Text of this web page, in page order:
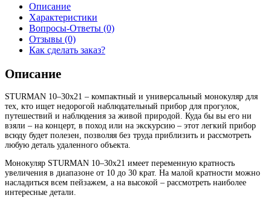
Описание
Характеристики
Вопросы-Ответы (0)
Отзывы (0)
Как сделать заказ?
Описание
STURMAN 10–30х21 – компактный и универсальный монокуляр для
тех, кто ищет недорогой наблюдательный прибор для прогулок,
путешествий и наблюдения за живой природой. Куда бы вы его ни
взяли – на концерт, в поход или на экскурсию – этот легкий прибор
всюду будет полезен, позволяя без труда приблизить и рассмотреть
любую деталь удаленного объекта.
Монокуляр STURMAN 10–30х21 имеет переменную кратность
увеличения в диапазоне от 10 до 30 крат. На малой кратности можно
насладиться всем пейзажем, а на высокой – рассмотреть наиболее
интересные детали.